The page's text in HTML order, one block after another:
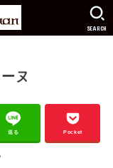
SEARCH
ヌ
送る Pocket